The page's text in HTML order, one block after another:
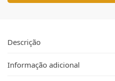
Descrição
Informação adicional